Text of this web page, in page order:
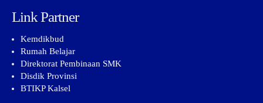
Link Partner
Kemdikbud
Rumah Belajar
Direktorat Pembinaan SMK
Disdik Provinsi
BTIKP Kalsel